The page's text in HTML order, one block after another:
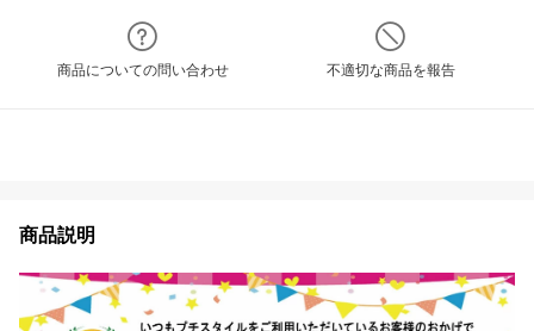
商品についての問い合わせ 不適切な商品を報告
商品説明